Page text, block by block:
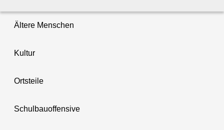
Ältere Menschen
Kultur
Ortsteile
Schulbauoffensive